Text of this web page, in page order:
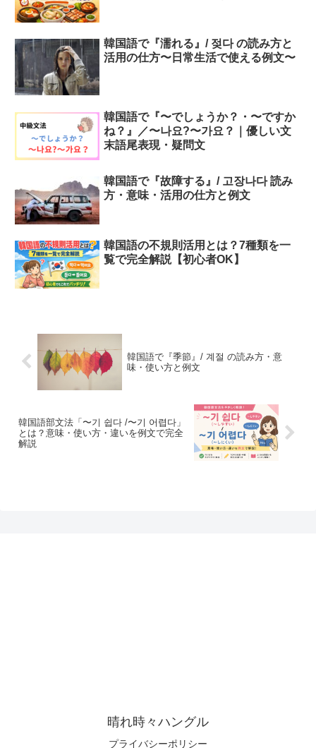
韓国語で『濡れる』/ 젖다 の読み方と
活用の仕方〜日常生活で使える例文〜
韓国語で『〜でしょうか？・〜ですか
ね？』／〜나요?〜가요？｜優しい文
末語尾表現・疑問文
韓国語で『故障する』/ 고장나다 読み
方・意味・活用の仕方と例文
韓国語の不規則活用とは？7種類を一
覧で完全解説【初心者OK】
韓国語で『季節』/ 계절 の読み方・意
味・使い方と例文
韓国語部文法「〜기 쉽다 /〜기 어렵다」
とは？意味・使い方・違いを例文で完全
解説
晴れ時々ハングル
プライバシーポリシー